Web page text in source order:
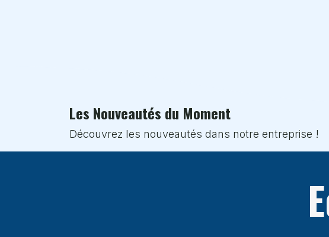
Les Nouveautés du Moment
Découvrez les nouveautés dans notre entreprise !